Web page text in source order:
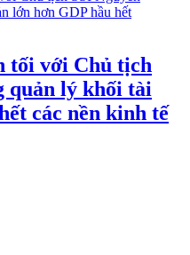
tối với Chủ tịch
quản lý khối tài
các nền kinh tế